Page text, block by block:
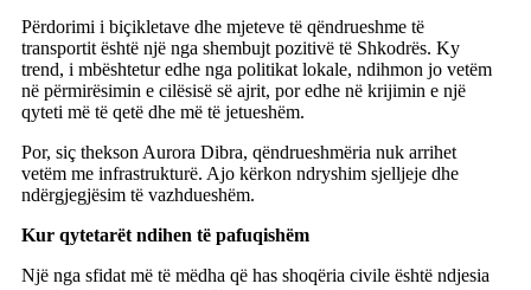
Përdorimi i biçikletave dhe mjeteve të qëndrueshme të
transportit është një nga shembujt pozitivë të Shkodrës. Ky
trend, i mbështetur edhe nga politikat lokale, ndihmon jo vetëm
në përmirësimin e cilësisë së ajrit, por edhe në krijimin e një
qyteti më të qetë dhe më të jetueshëm.
Por, siç thekson Aurora Dibra, qëndrueshmëria nuk arrihet
vetëm me infrastrukturë. Ajo kërkon ndryshim sjelljeje dhe
ndërgjegjësim të vazhdueshëm.
Kur qytetarët ndihen të pafuqishëm
Një nga sfidat më të mëdha që has shoqëria civile është ndjesia